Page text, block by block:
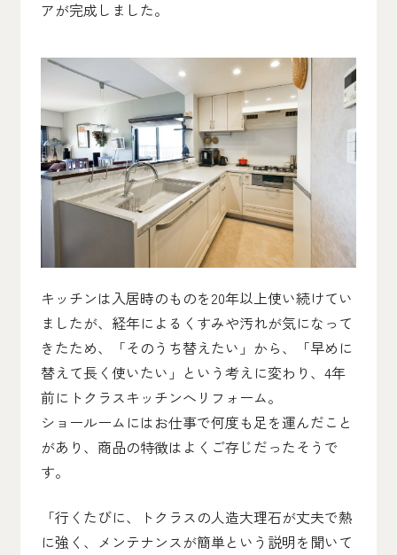
アが完成しました。
キッチンは入居時のものを20年以上使い続けてい
ましたが、経年によるくすみや汚れが気になって
きたため、「そのうち替えたい」から、「早めに
替えて長く使いたい」という考えに変わり、4年
前にトクラスキッチンへリフォーム。
ショールームにはお仕事で何度も足を運んだこと
があり、商品の特徴はよくご存じだったそうで
す。
「行くたびに、トクラスの人造大理石が丈夫で熱
に強く、メンテナンスが簡単という説明を聞いて